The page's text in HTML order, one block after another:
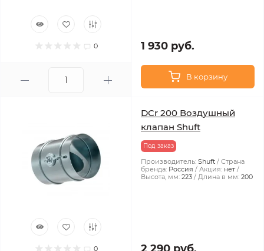
0 1 930 руб.
В корзину
0
DCr 200 Воздушный
клапан Shuft
Под заказ
Производитель: Shuft
Страна
бренда: Россия Акция: нет
Высота, мм: 223 Длина в мм: 200